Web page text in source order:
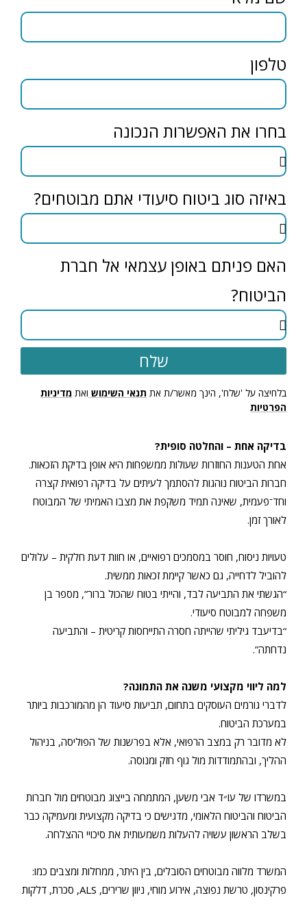
טלפון
בחרו את האפשרות הנכונה
באיזה סוג ביטוח סיעודי אתם מבוטחים?
האם פניתם באופן עצמאי אל חברת
הביטוח?
שלח
בלחיצה על 'שלח', הינך מאשר/ת את תנאי השימוש ואת מדיניות
הפרטיות
בדיקה אחת – והחלטה סופית?
אחת הטענות החוזרות שעולות ממשפחות היא אופן בדיקת הזכאות.
חברות הביטוח נוהגות להסתמך לעיתים על בדיקה רפואית קצרה
וחד־פעמית, שאינה תמיד משקפת את מצבו האמיתי של המבוטח
לאורך זמן.
טעויות ניסוח, חוסר במסמכים רפואיים, או חוות דעת חלקית – עלולים
להוביל לדחייה, גם כאשר קיימת זכאות ממשית.
“הגשתי את התביעה לבד, והייתי בטוח שהכול ברור”, מספר בן
משפחה למבוטח סיעודי.
“בדיעבד גיליתי שהייתה חסרה התייחסות קריטית – והתביעה
נדחתה”.
למה ליווי מקצועי משנה את התמונה?
לדברי גורמים העוסקים בתחום, תביעות סיעוד הן מהמורכבות ביותר
במערכת הביטוח.
לא מדובר רק במצב הרפואי, אלא בפרשנות של הפוליסה, בניהול
ההליך, ובהתמודדות מול גוף חזק ומנוסה.
במשרדו של עו״ד אבי משען, המתמחה בייצוג מבוטחים מול חברות
הביטוח והביטוח הלאומי, מדגישים כי בדיקה מקצועית ומעמיקה כבר
בשלב הראשון עשויה להעלות משמעותית את סיכויי ההצלחה.
המשרד מלווה מבוטחים הסובלים, בין היתר, ממחלות ומצבים כמו:
פרקינסון, טרשת נפוצה, אירוע מוחי, ניוון שרירים, ALS, סכרת, דלקות